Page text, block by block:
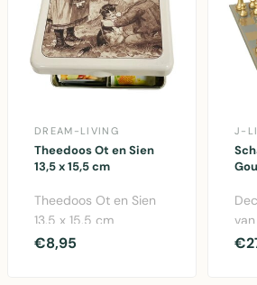
DREAM-LIVING
Theedoos Ot en Sien
13,5 x 15,5 cm
Theedoos Ot en Sien
13,5 x 15,5 cm
€8,95
J-